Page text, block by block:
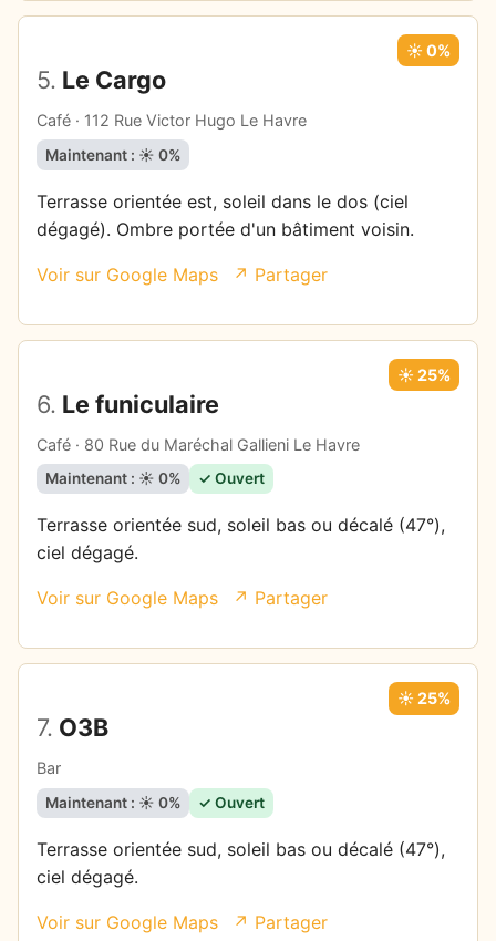
5. Le Cargo
Café · 112 Rue Victor Hugo Le Havre
☀️ 0%
Maintenant : ☀️ 0%
Terrasse orientée est, soleil dans le dos (ciel
dégagé). Ombre portée d'un bâtiment voisin.
Voir sur Google Maps ↗ Partager
6. Le funiculaire
Café · 80 Rue du Maréchal Gallieni Le Havre
☀️ 25%
Maintenant : ☀️ 0% ✓ Ouvert
Terrasse orientée sud, soleil bas ou décalé (47°),
ciel dégagé.
Voir sur Google Maps ↗ Partager
7. O3B
Bar
☀️ 25%
Maintenant : ☀️ 0% ✓ Ouvert
Terrasse orientée sud, soleil bas ou décalé (47°),
ciel dégagé.
Voir sur Google Maps ↗ Partager